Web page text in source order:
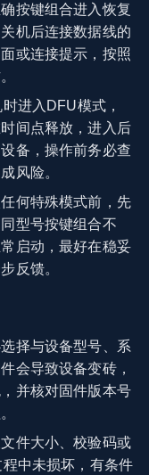
按键组合进入恢复
机后连接数据线的
或连接提示，按照
进入DFU模式，
间点释放，进入后
备，操作前务必查
风险。
何特殊模式前，先
型号按键组合不
启动，最好在稳妥
反馈。
择与设备型号、系
会导致设备变砖，
并核对固件版本号
件大小、校验码或
中未损坏，有条件